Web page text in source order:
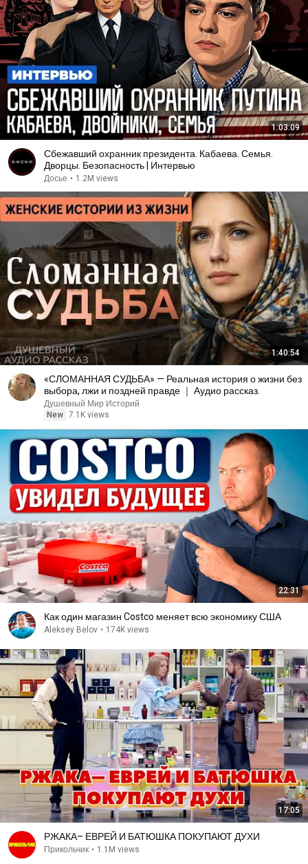
1:03:09
Сбежавший охранник президента. Кабаева. Семья.
Дворцы. Безопасность | Интервью
Досье • 1.2M views
1:40:54
«СЛОМАННАЯ СУДЬБА» — Реальная история о жизни без
выбора, лжи и поздней правде ｜ Аудио рассказ.
Душевный Мир Историй
New 7.1K views
22:31
Как один магазин Costco меняет всю экономику США
Aleksey Belov • 174K views
17:05
РЖАКА– ЕВРЕЙ И БАТЮШКА ПОКУПАЮТ ДУХИ
Прикольчик • 1.1M views